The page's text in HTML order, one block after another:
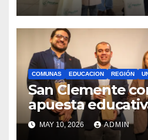
Royalty Minero
COMUNAS EDUCACION REGIÓN
San Clemente
apuesta
lanzamiento del
Preuniversitario
MAY 10, 2026 ADMIN